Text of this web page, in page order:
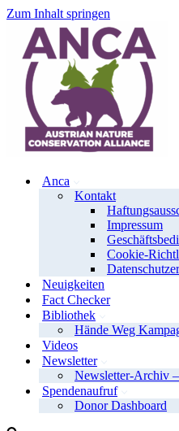
Zum Inhalt springen
Anca
Kontakt
Impressum
Cookie-
Neuigkeiten
Fact Checker
Bibliothek
Hände Weg
Videos
Newsletter
Newsletter-Archiv
Spendenaufruf
Donor Dashboard